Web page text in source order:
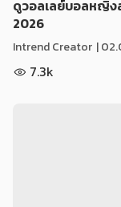
ดูวอลเลย์บอลหญิง
2026
Intrend Creator |
7.3k